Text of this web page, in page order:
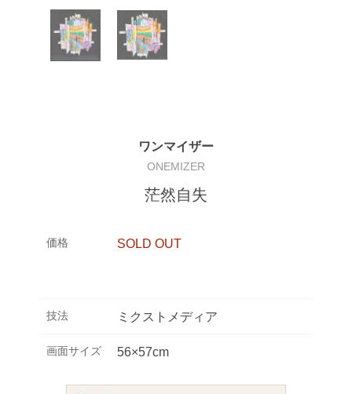
ワンマイザー
ONEMIZER
茫然自失
価格 SOLD OUT
技法 ミクストメディア
画面サイズ 56×57cm